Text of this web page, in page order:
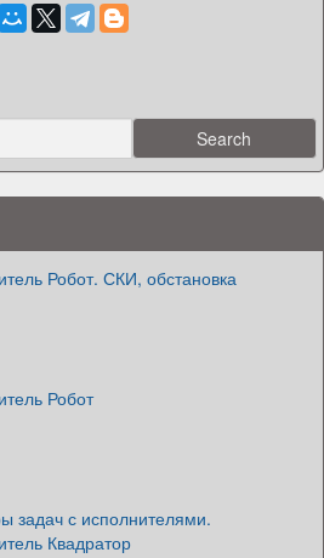
Робот. СКИ, обстановка
Робот
задач с исполнителями.
Квадратор